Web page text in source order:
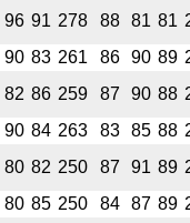
96 91 278 88 81 81
90 83 261 86 90 89
82 86 259 87 90 88
90 84 263 83 85 88
80 82 250 87 91 89
80 85 250 84 87 89